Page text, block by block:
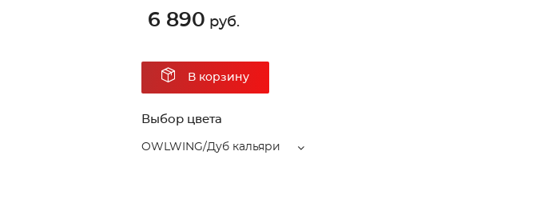
6 890 руб.
В корзину
Выбор цвета
OWLWING/Дуб кальяри